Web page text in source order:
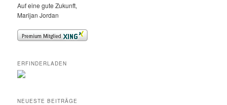
Auf eine gute Zukunft,
Marijan Jordan
ERFINDERLADEN
NEUESTE BEITRÄGE